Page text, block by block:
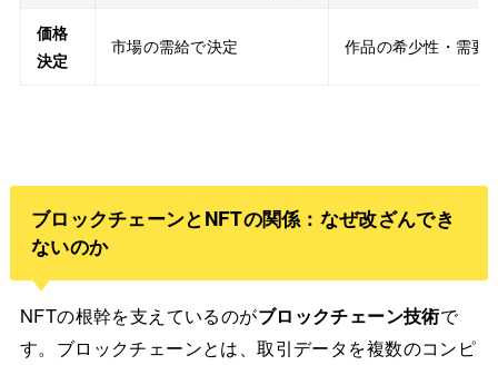
価格
決定
市場の需給で決定 作品の希少性・需要
ブロックチェーンとNFTの関係：なぜ改ざんでき
ないのか
NFTの根幹を支えているのがブロックチェーン技術で
す。ブロックチェーンとは、取引データを複数のコンピ